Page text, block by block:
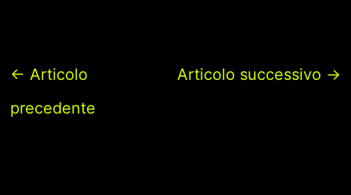
← Articolo
precedente
Articolo successivo →